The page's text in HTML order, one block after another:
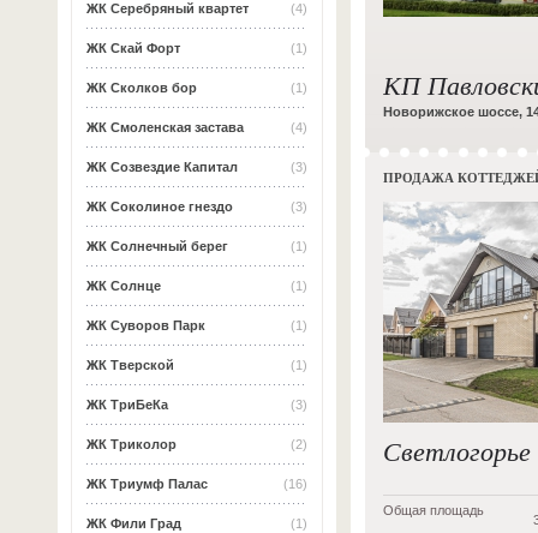
(4)
ЖК Серебряный квартет
(1)
ЖК Скай Форт
(1)
ЖК Сколков бор
(4)
ЖК Смоленская застава
(3)
ЖК Созвездие Капитал
(3)
ЖК Соколиное гнездо
(1)
ЖК Солнечный берег
(1)
ЖК Солнце
(1)
ЖК Суворов Парк
(1)
ЖК Тверской
(3)
ЖК ТриБеКа
(2)
ЖК Триколор
(16)
ЖК Триумф Палас
(1)
ЖК Фили Град
КП
Новорижское шоссе,
ПРОДАЖА
Светлогорье
Общая площадь